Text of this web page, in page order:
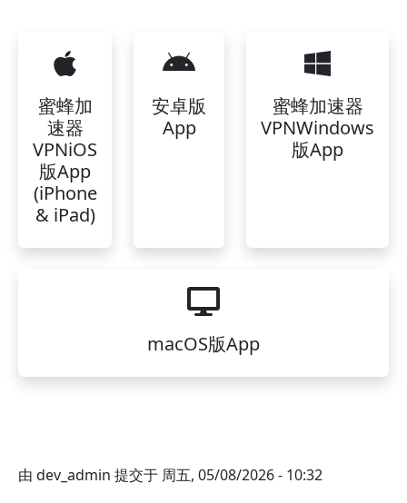
蜜蜂加
速器
VPNiOS
版App
(iPhone
& iPad)
安卓版
App
蜜蜂加速器
VPNWindows
版App
macOS版App
由 dev_admin 提交于 周五, 05/08/2026 - 10:32